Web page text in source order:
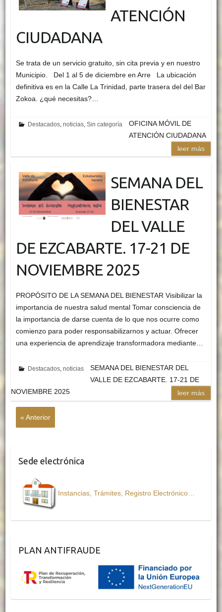
ATENCIÓN
CIUDADANA
Se trata de un servicio gratuito, sin cita previa y en nuestro
Municipio. Del 1 al 5 de diciembre en Arre La ubicación
definitiva es en la Calle La Trinidad, parte trasera del del Bar
Zokoa. ¿qué necesitas?…
Destacados,noticias,Sin categoría
OFICINA MÓVIL DE
ATENCIÓN CIUDADANA
leer más
SEMANA DEL
BIENESTAR
DEL VALLE
DE EZCABARTE. 17-21 DE
NOVIEMBRE 2025
PROPÓSITO DE LA SEMANA DEL BIENESTAR Visibilizar la
importancia de nuestra salud mental Tomar consciencia de
la importancia de darse cuenta de lo que nos ocurre como
comienzo para poder responsabilizarnos y actuar. Ofrecer
una experiencia de aprendizaje transformadora mediante…
Destacados,noticias
SEMANA DEL BIENESTAR DEL
VALLE DE EZCABARTE. 17-21 DE
NOVIEMBRE 2025
leer más
« Anterior
Sede electrónica
Instancias, Trámites, Registro Electrónico…
PLAN ANTIFRAUDE